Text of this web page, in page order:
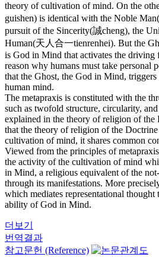
theory of cultivation of mind. On the
guishen) is identical with the Noble
pursuit of the Sincerity(誠cheng), the
Human(天人合一tienrenhei). But the
is God in Mind that activates the driving
reason why humans must take personal
that the Ghost, the God in Mind,
human mind.
The metapraxis is constituted with the
such as twofold structure, circularity,
explained in the theory of religion of the
that the theory of religion of the
cultivation of mind, it shares common
Viewed from the principles of
the activity of the cultivation of mind
in Mind, a religious equivalent of the
through its manifestations. More
which mediates representational thought
ability of God in Mind.
더보기
번역결과
참고문헌 (Reference)